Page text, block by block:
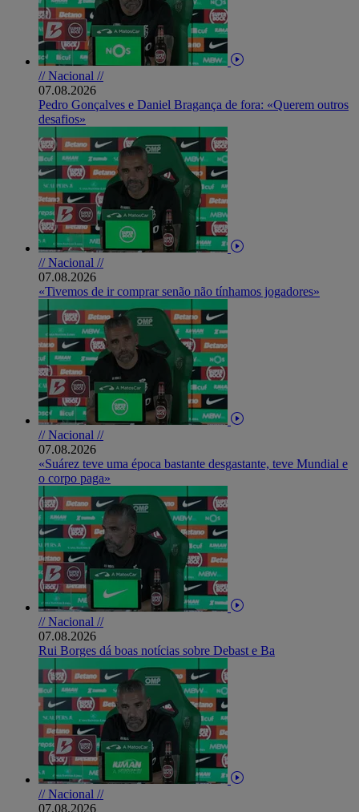
// Nacional //
07.08.2026
Pedro Gonçalves e Daniel Bragança de fora: «Querem outros
desafios»
// Nacional //
07.08.2026
«Tivemos de ir comprar senão não tínhamos jogadores»
// Nacional //
07.08.2026
«Suárez teve uma época bastante desgastante, teve Mundial e
o corpo paga»
// Nacional //
07.08.2026
Rui Borges dá boas notícias sobre Debast e Ba
// Nacional //
07.08.2026